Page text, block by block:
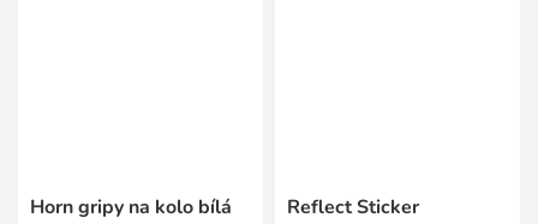
Horn gripy na kolo bílá
Reflect Sticker